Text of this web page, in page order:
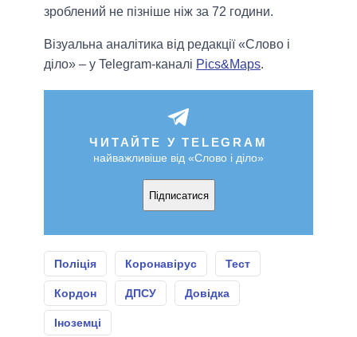
зроблений не пізніше ніж за 72 години.
Візуальна аналітика від редакції «Слово і
діло» – у Telegram-каналі Pics&Maps.
ЧИТАЙТЕ У TELEGRAM
найважливіше від «Слово і діло»
Підписатися
Поліція Коронавірус Тест
Кордон ДПСУ Довідка
Іноземці